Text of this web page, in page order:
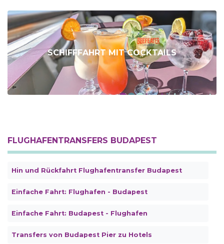
SCHIFFFAHRT MIT COCKTAILS
FLUGHAFENTRANSFERS BUDAPEST
Hin und Rückfahrt Flughafentransfer Budapest
Einfache Fahrt: Flughafen - Budapest
Einfache Fahrt: Budapest - Flughafen
Transfers von Budapest Pier zu Hotels